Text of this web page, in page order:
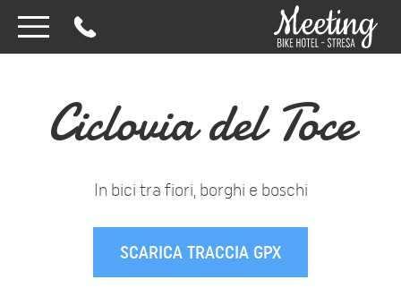
Ciclovia del Toce
In bici tra fiori, borghi e boschi
SCARICA TRACCIA GPX